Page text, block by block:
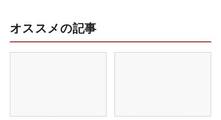
オススメの記事